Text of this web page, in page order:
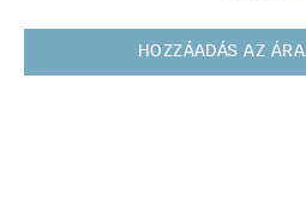
HOZZÁADÁS AZ